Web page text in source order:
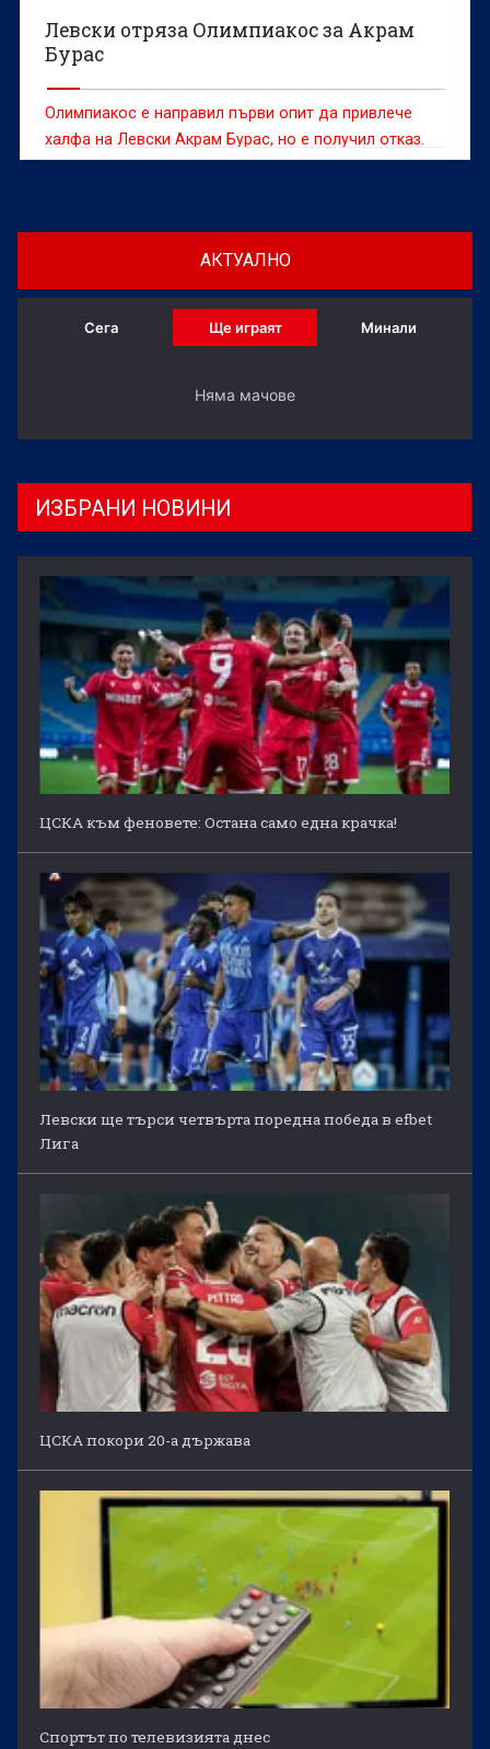
Левски отряза Олимпиакос за Акрам
Бурас
Олимпиакос е направил първи опит да привлече
халфа на Левски Акрам Бурас, но е получил отказ.
АКТУАЛНО
Сега Ще играят Минали
Няма мачове
ИЗБРАНИ НОВИНИ
ЦСКА към феновете: Остана само една крачка!
Левски ще търси четвърта поредна победа в efbet
Лига
ЦСКА покори 20-а държава
Спортът по телевизията днес